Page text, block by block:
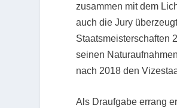
zusammen mit dem
auch die Jury
Staatsmeisterschaften
seinen
nach 2018 den
Als Draufgabe errang